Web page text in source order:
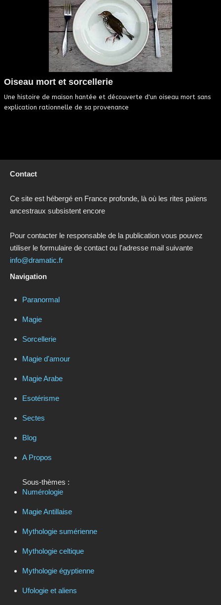
Oiseau mort et sorcellerie
Une histoire de maison hantée et découverte d'un oiseau mort sans
explication rationnelle de sa provenance
Contact
Ce site est hébergé en France profonde, là où les rites païens
ancestraux subsistent encore
Pour contacter le responsable de la publication vous pouvez
utiliser le formulaire de contact ou l'adresse mail suivante
info@dramatic.fr
Navigation
Paranormal
Magie
Sorcellerie
Magie d'amour
Magie Arabe
Esotérisme
Sectes
Blog
A Propos
Sous-thèmes :
Numérologie
Magie Antillaise
Mythologie sumérienne
Mythologie celtique
Mythologie égyptienne
Ufologie et aliens